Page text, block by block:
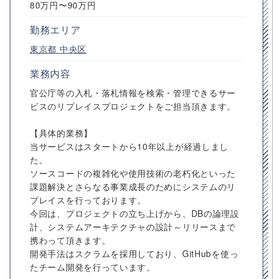
80万円〜90万円
勤務エリア
東京都 中央区
業務内容
官公庁等の入札・落札情報を検索・管理できるサー
ビスのリプレイスプロジェクトをご担当頂きます。
【具体的業務】
当サービスはスタートから10年以上が経過しまし
た。
ソースコードの複雑化や使用技術の老朽化といった
課題解決とさらなる事業成長のためにシステムのリ
プレイスを行っております。
今回は、プロジェクトの立ち上げから、DBの論理設
計、システムアーキテクチャの設計～リリースまで
携わって頂きます。
開発手法はスクラムを採用しており、GitHubを使っ
たチーム開発を行っています。